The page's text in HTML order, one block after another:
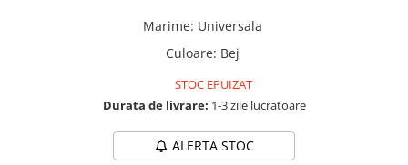
Marime: Universala
Culoare: Bej
STOC EPUIZAT
Durata de livrare: 1-3 zile lucratoare
ALERTA STOC